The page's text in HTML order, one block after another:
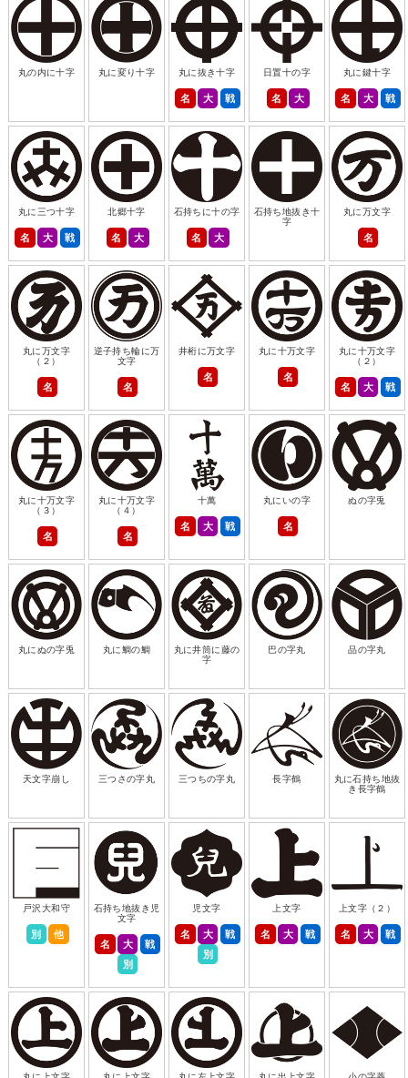
丸の内に十字 丸に変り十字 丸に抜き十字
名 大 戦
日置十の字
名 大
丸に鍵十字
名 大 戦
丸に三つ十字
名 大 戦
北郷十字
名 大
石持ちに十の字
名 大
石持ち地抜き十
字
丸に万文字
名
丸に万文字
（２）
名
逆子持ち輪に万
文字
名
井桁に万文字
名
丸に十万文字
名
丸に十万文字
（２）
名 大 戦
丸に十万文字
（３）
名
丸に十万文字
（４）
名
十萬
名 大 戦
丸にいの字
名
ぬの字兎
丸にぬの字兎 丸に鯛の鯛
丸に井筒に藤の
字
巴の字丸 品の字丸
天文字崩し 三つさの字丸 三つちの字丸 長字鶴
丸に石持ち地抜
き長字鶴
戸沢大和守
別 他
石持ち地抜き児
文字
名 大
戦
別
児文字
名 大
戦
別
上文字
名 大 戦
上文字（２）
名 大 戦